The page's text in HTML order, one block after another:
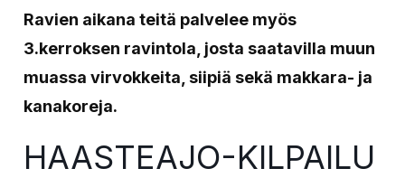
Ravien aikana teitä palvelee myös
3.kerroksen ravintola, josta saatavilla muun
muassa virvokkeita, siipiä sekä makkara- ja
kanakoreja.
HAASTEAJO-KILPAILU